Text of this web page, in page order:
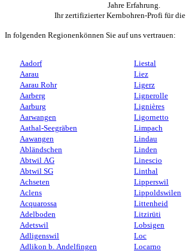
Jahre Erfahrung.
Ihr zertifizierter Kernbohren-Profi für die
In folgenden Regionenkönnen Sie auf uns vertrauen:
Aadorf
Aarau
Aarau Rohr
Aarberg
Aarburg
Aarwangen
Aathal-Seegräben
Aawangen
Abländschen
Abtwil AG
Abtwil SG
Achseten
Aclens
Acquarossa
Adelboden
Adetswil
Adligenswil
Adlikon b. Andelfingen
Liestal
Liez
Ligerz
Lignerolle
Lignières
Ligornetto
Limpach
Lindau
Linden
Linescio
Linthal
Lipperswil
Lippoldswilen
Littenheid
Litzirüti
Lobsigen
Loc
Locarno